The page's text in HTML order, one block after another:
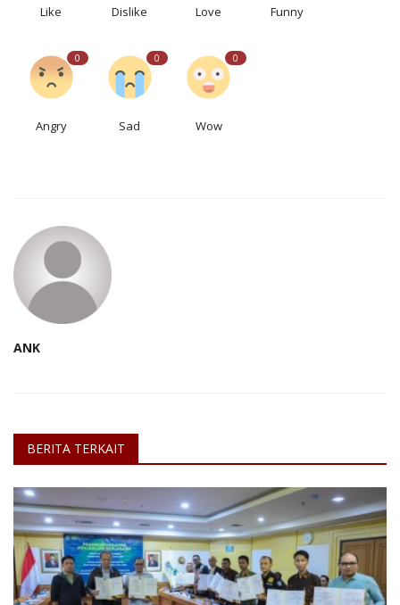
Like Dislike Love Funny
0
Angry
0
Sad
0
Wow
ANK
BERITA TERKAIT